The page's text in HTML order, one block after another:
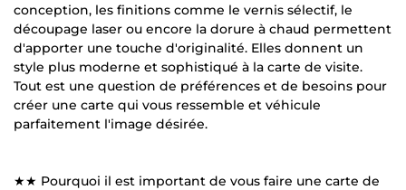
conception, les finitions comme le vernis sélectif, le
découpage laser ou encore la dorure à chaud permettent
d'apporter une touche d'originalité. Elles donnent un
style plus moderne et sophistiqué à la carte de visite.
Tout est une question de préférences et de besoins pour
créer une carte qui vous ressemble et véhicule
parfaitement l'image désirée.
★★ Pourquoi il est important de vous faire une carte de